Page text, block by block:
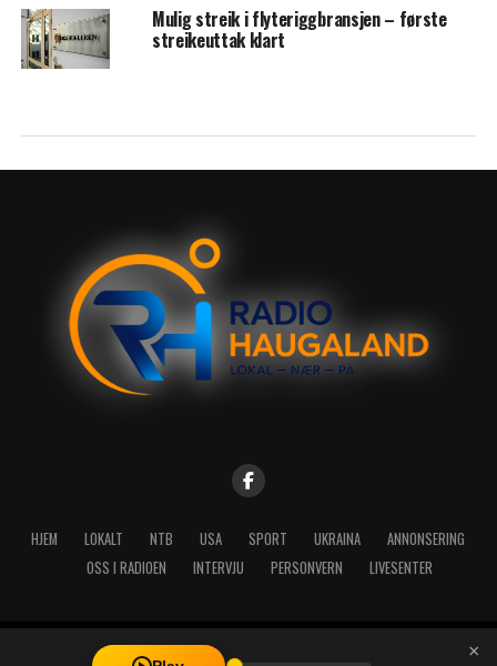
Mulig streik i flyteriggbransjen – første
streikeuttak klart
HJEM LOKALT NTB USA SPORT UKRAINA
ANNONSERING
OSS I RADIOEN
INTERVJU PERSONVERN LIVESENTER
Copyright © 2026 A-Media AS | Radio Haugaland - Haraldsgata 114,
×